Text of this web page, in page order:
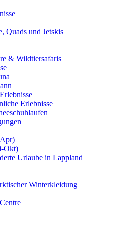
Quads und Jetskis
& Wildtiersafaris
Erlebnisse
Okt)
Urlaube in Lappland
Winterkleidung